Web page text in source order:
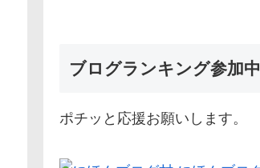
ブログランキング参加中
ポチッと応援お願いします。